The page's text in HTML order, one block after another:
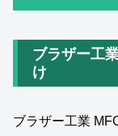
ブラザー工
け
ブラザー工業